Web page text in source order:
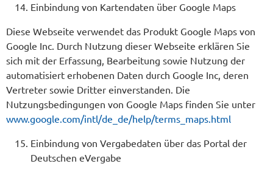
Einbindung von Kartendaten über Google Maps
Diese Webseite verwendet das Produkt Google Maps von
Google Inc. Durch Nutzung dieser Webseite erklären Sie
sich mit der Erfassung, Bearbeitung sowie Nutzung der
automatisiert erhobenen Daten durch Google Inc, deren
Vertreter sowie Dritter einverstanden. Die
Nutzungsbedingungen von Google Maps finden Sie unter
www.google.com/intl/de_de/help/terms_maps.html
Einbindung von Vergabedaten über das Portal der
Deutschen eVergabe